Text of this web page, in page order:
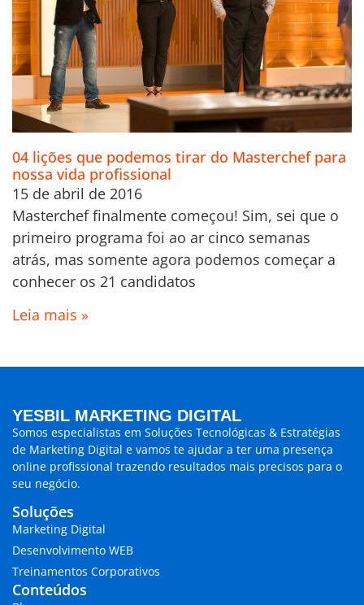
04 lições que podemos tirar do Masterchef para
nossa vida profissional
15 de abril de 2016
Masterchef finalmente começou! Sim, sei que o
primeiro programa foi ao ar cinco semanas
atrás, mas somente agora podemos começar a
conhecer os 21 candidatos
Leia mais »
YESBIL MARKETING DIGITAL
Somos especialistas em Soluções Tecnológicas & Estratégias
de Marketing Digital e vamos te ajudar a ter uma presença
online profissional trazendo resultados mais precisos para o
seu negócio.
Soluções
Marketing Digital
Desenvolvimento WEB
Treinamentos Corporativos
Conteúdos